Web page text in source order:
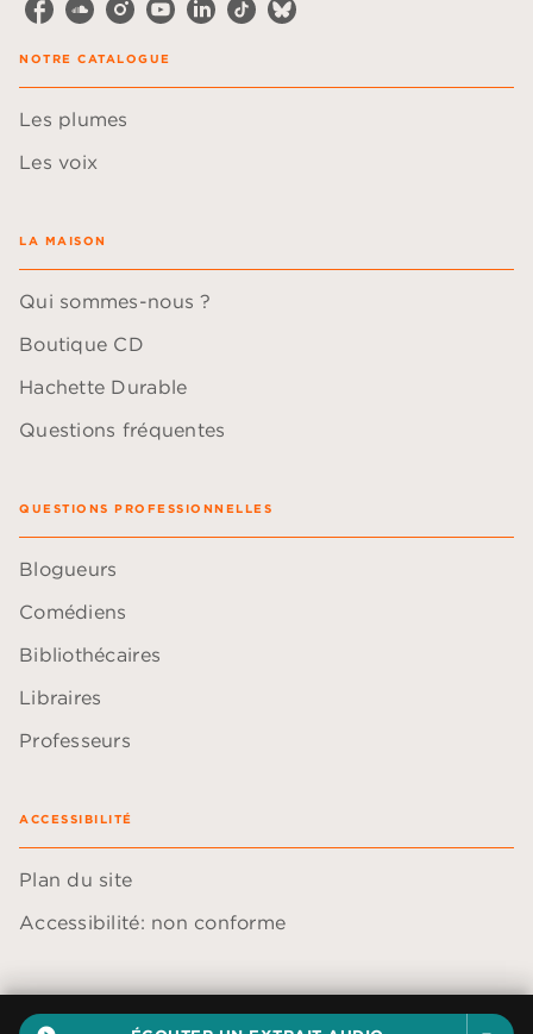
NOTRE CATALOGUE
Les plumes
Les voix
LA MAISON
Qui sommes-nous ?
Boutique CD
Hachette Durable
Questions fréquentes
QUESTIONS PROFESSIONNELLES
Blogueurs
Comédiens
Bibliothécaires
Libraires
Professeurs
ACCESSIBILITÉ
Plan du site
Accessibilité: non conforme